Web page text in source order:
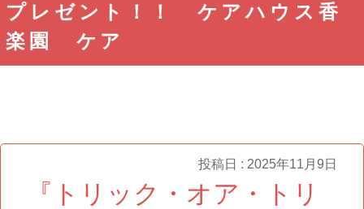
プレゼント！！ ケアハウス香
楽園 ケア
投稿日 : 2025年11月9日
『トリック・オア・トリ